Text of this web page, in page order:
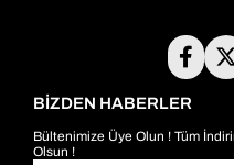
BİZDEN HABERLER
Bültenimize Üye Olun ! Tüm
Olsun !